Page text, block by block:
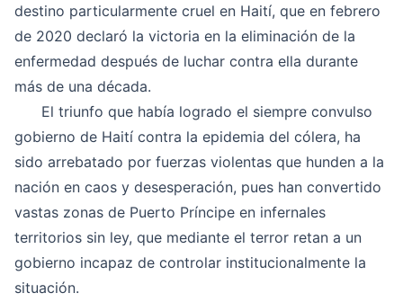
destino particularmente cruel en Haití, que en febrero
de 2020 declaró la victoria en la eliminación de la
enfermedad después de luchar contra ella durante
más de una década.
El triunfo que había logrado el siempre convulso
gobierno de Haití contra la epidemia del cólera, ha
sido arrebatado por fuerzas violentas que hunden a la
nación en caos y desesperación, pues han convertido
vastas zonas de Puerto Príncipe en infernales
territorios sin ley, que mediante el terror retan a un
gobierno incapaz de controlar institucionalmente la
situación.